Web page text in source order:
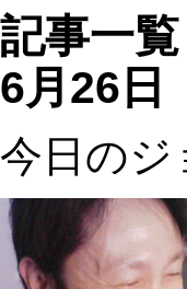
記事一覧
6月26日
今日のジ